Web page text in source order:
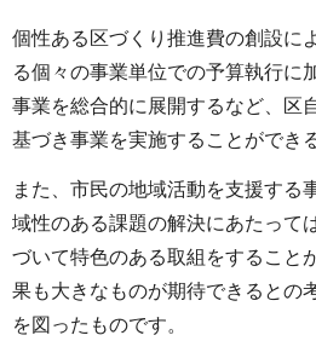
個性ある区づくり推進費の創設に
る個々の事業単位での予算執行に
事業を総合的に展開するなど、区
基づき事業を実施することができ
また、市民の地域活動を支援する
域性のある課題の解決にあたって
づいて特色のある取組をすること
果も大きなものが期待できるとの
を図ったものです。